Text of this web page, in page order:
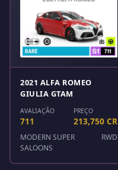
2021 ALFA ROMEO
GIULIA GTAM
AVALIAÇÃO
711
PREÇO
213,750 CR
MODERN SUPER
SALOONS
RWD